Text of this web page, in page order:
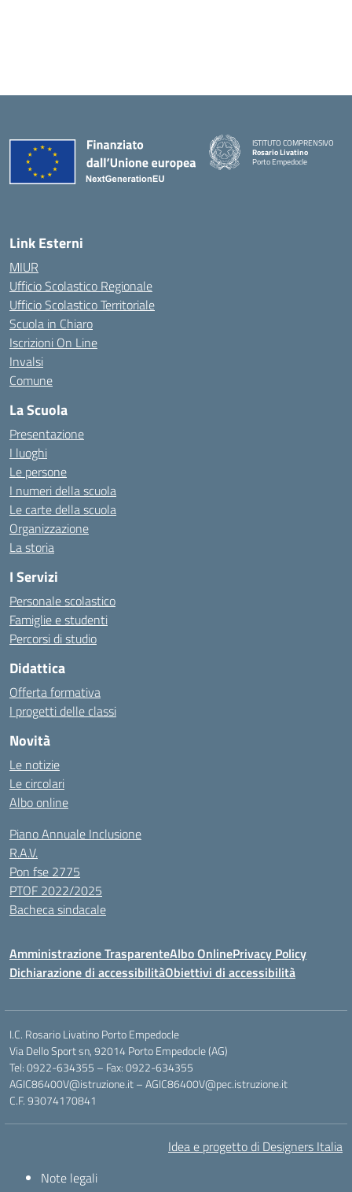
ISTITUTO COMPRENSIVO
Rosario Livatino
Porto Empedocle
Link Esterni
MIUR
Ufficio Scolastico Regionale
Ufficio Scolastico Territoriale
Scuola in Chiaro
Iscrizioni On Line
Invalsi
Comune
La Scuola
Presentazione
I luoghi
Le persone
I numeri della scuola
Le carte della scuola
Organizzazione
La storia
I Servizi
Personale scolastico
Famiglie e studenti
Percorsi di studio
Didattica
Offerta formativa
I progetti delle classi
Novità
Le notizie
Le circolari
Albo online
Piano Annuale Inclusione
R.A.V.
Pon fse 2775
PTOF 2022/2025
Bacheca sindacale
Amministrazione TrasparenteAlbo OnlinePrivacy Policy
Dichiarazione di accessibilitàObiettivi di accessibilità
I.C. Rosario Livatino Porto Empedocle
Via Dello Sport sn, 92014 Porto Empedocle (AG)
Tel: 0922-634355 – Fax: 0922-634355
AGIC86400V@istruzione.it–AGIC86400V@pec.istruzione.it
C.F. 93074170841
Idea e progetto di Designers Italia
Note legali